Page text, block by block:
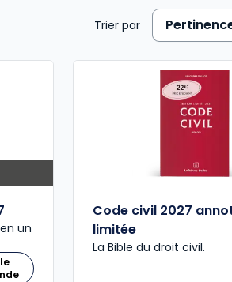
Trier par
un
Code civil 2027
limitée
La Bible du droit civil.